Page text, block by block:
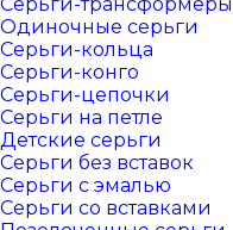
Одиночные серьги
Серьги-кольца
Серьги-конго
Серьги-цепочки
Серьги на петле
Детские серьги
Серьги без вставок
Серьги с эмалью
Серьги со вставками